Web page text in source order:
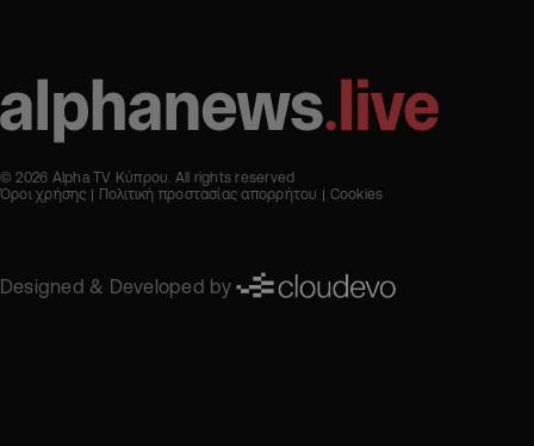
© 2026 Alpha TV Κύπρου. All rights reserved
Όροι χρήσης
Πολιτική προστασίας απορρήτου Cookies
Designed & Developed by